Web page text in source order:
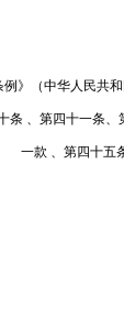
例》（中华人民共
条 、第四十一条、
一款 、第四十五